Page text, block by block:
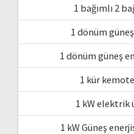
1 bağımlı 2
1 dönüm
1 dönüm güneş
1 kür
1 kW
1 kW Güneş